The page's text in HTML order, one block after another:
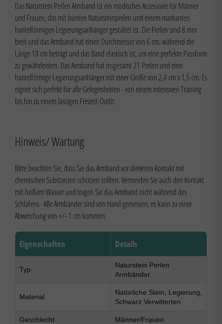
Das Naturstein Perlen Armband ist ein modisches Accessoire für Männer
und Frauen, das mit bunten Natursteinperlen und einem markanten
hantelförmigen Legierungsanhänger gestaltet ist. Die Perlen sind 8 mm
breit und das Armband hat einen Durchmesser von 6 cm, während die
Länge 18 cm beträgt und das Band elastisch ist, um eine perfekte Passform
zu gewährleisten. Das Armband hat insgesamt 21 Perlen und eine
hantelförmige Legierungsanhänger mit einer Größe von 2,4 cm x 1,5 cm. Es
eignet sich perfekt für alle Gelegenheiten - von einem intensiven Training
bis hin zu einem lässigen Freizeit-Outfit.
Hinweis/ Wartung
Bitte beachten Sie, dass Sie das Armband vor direktem Kontakt mit
chemischen Substanzen schützen sollten. Vermeiden Sie auch den Kontakt
mit heißem Wasser und tragen Sie das Armband nicht während des
Schlafens. Alle Armbänder sind von Hand gemessen, es kann zu einer
Abweichung von +/- 1 cm kommen.
Eigenschaften Details
Typ
Naturstein Perlen
Armbänder
Material
Natürliche Stein, Legierung,
Schwarz Verwitterten
Geschlecht Männer/Frauen